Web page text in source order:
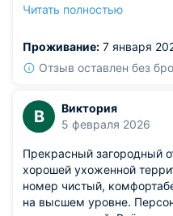
Из недостатков:
Слышно, как соседи
Но нам повезло, соседи
Читать полностью
Проживание: 7 января
Отзыв оставлен без
В
Виктория
5 февраля 2026
Прекрасный загородный
хорошей ухоженной
номер чистый,
на высшем уровне.